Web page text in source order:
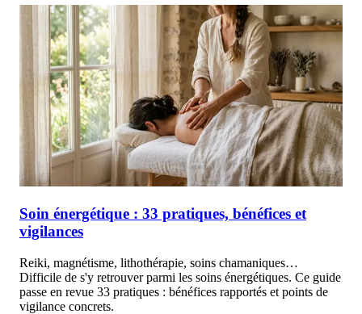
Soin énergétique : 33 pratiques, bénéfices et
vigilances
Reiki, magnétisme, lithothérapie, soins chamaniques…
Difficile de s'y retrouver parmi les soins énergétiques. Ce guide
passe en revue 33 pratiques : bénéfices rapportés et points de
vigilance concrets.